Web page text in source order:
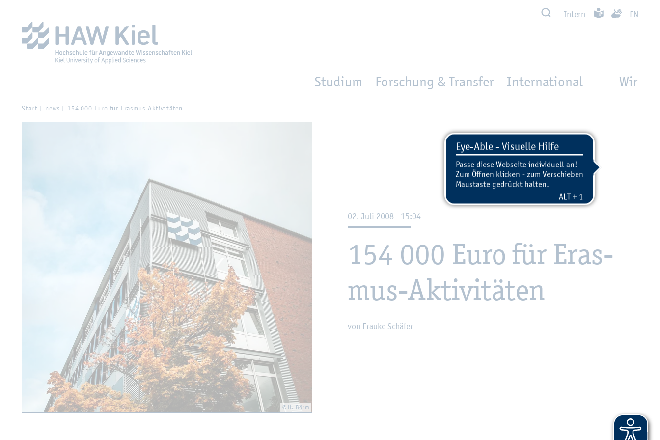
Such­ben In­tern Leich­te Spra­che
EN
Studium Forschung & Transfer International Wir
Start news 154 000 Euro für Eras­mus-Ak­ti­vi­tä­ten
© H. Börm
02. Juli 2008 - 15:04
154 000 Euro für Eras­
mus-Ak­ti­vi­tä­ten
von Frau­ke Schä­fer